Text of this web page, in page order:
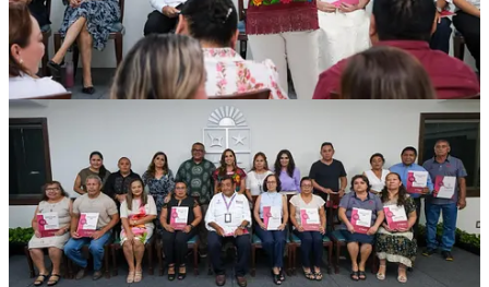
profesionalismo y la entrega de las y los trabajadores que han
acompañado el crecimiento institucional del estado.
La secretaria Martha Parroquín, por su parte explicó que cada
reconocimiento entregado representa mucho más que una
antigüedad laboral, representa miles de jornadas de trabajo,
incontables desafíos superados y una convicción permanente de
servir por encima de cualquier circunstancia.
A nombre de cada una y uno de quienes recibieron este
reconocimiento por antigüedad, agradeció esta ceremonia Roger
Encarnación Villanueva Madrid, con 40 años de servicios.
En la ceremonia estuvieron presentes la presidenta honoraria del